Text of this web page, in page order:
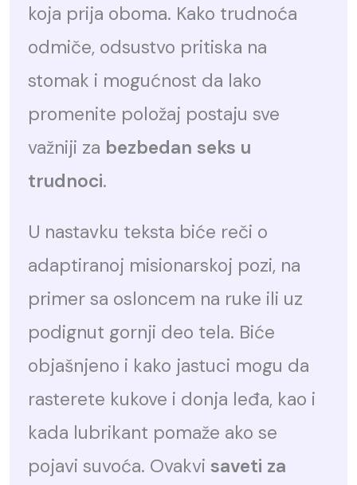
koja prija oboma. Kako trudnoća
odmiče, odsustvo pritiska na
stomak i mogućnost da lako
promenite položaj postaju sve
važniji za bezbedan seks u
trudnoci.
U nastavku teksta biće reči o
adaptiranoj misionarskoj pozi, na
primer sa osloncem na ruke ili uz
podignut gornji deo tela. Biće
objašnjeno i kako jastuci mogu da
rasterete kukove i donja leđa, kao i
kada lubrikant pomaže ako se
pojavi suvoća. Ovakvisaveti za